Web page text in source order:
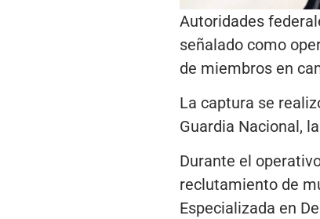
Autoridades
señalado como
de miembros en
La captura se
Guardia Nacional,
Durante el
reclutamiento de
Especializada en